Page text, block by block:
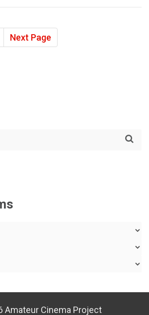
Next Page
Amateur Cinema Project